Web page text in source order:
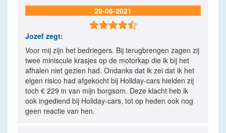
29-06-2021

Jozef zegt:
Voor mij zijn het bedriegers. Bij terugbrengen zagen zij
twee miniscule krasjes op de motorkap die ik bij het
afhalen niet gezien had. Ondanks dat ik zei dat ik het
eigen risico had afgekocht bij Holiday-cars hielden zij
toch € 229 in van mijn borgsom. Deze klacht heb ik
ook ingediend bij Holiday-cars, tot op heden ook nog
geen reactie van hen.